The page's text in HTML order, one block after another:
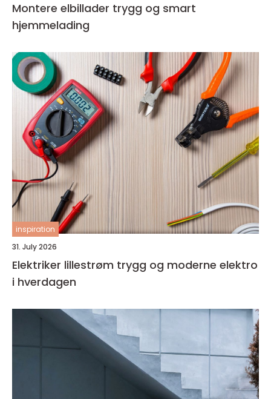
Montere elbillader trygg og smart
hjemmelading
inspiration
31. July 2026
Elektriker lillestrøm trygg og moderne elektro
i hverdagen